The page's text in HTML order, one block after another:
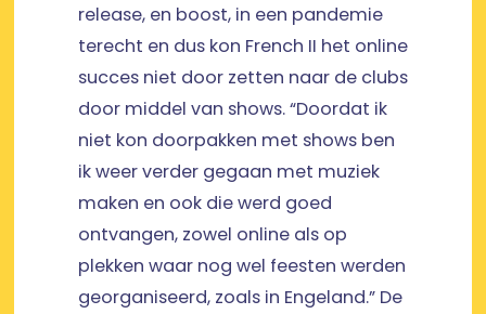
release, en boost, in een pandemie
terecht en dus kon French II het online
succes niet door zetten naar de clubs
door middel van shows. “Doordat ik
niet kon doorpakken met shows ben
ik weer verder gegaan met muziek
maken en ook die werd goed
ontvangen, zowel online als op
plekken waar nog wel feesten werden
georganiseerd, zoals in Engeland.” De